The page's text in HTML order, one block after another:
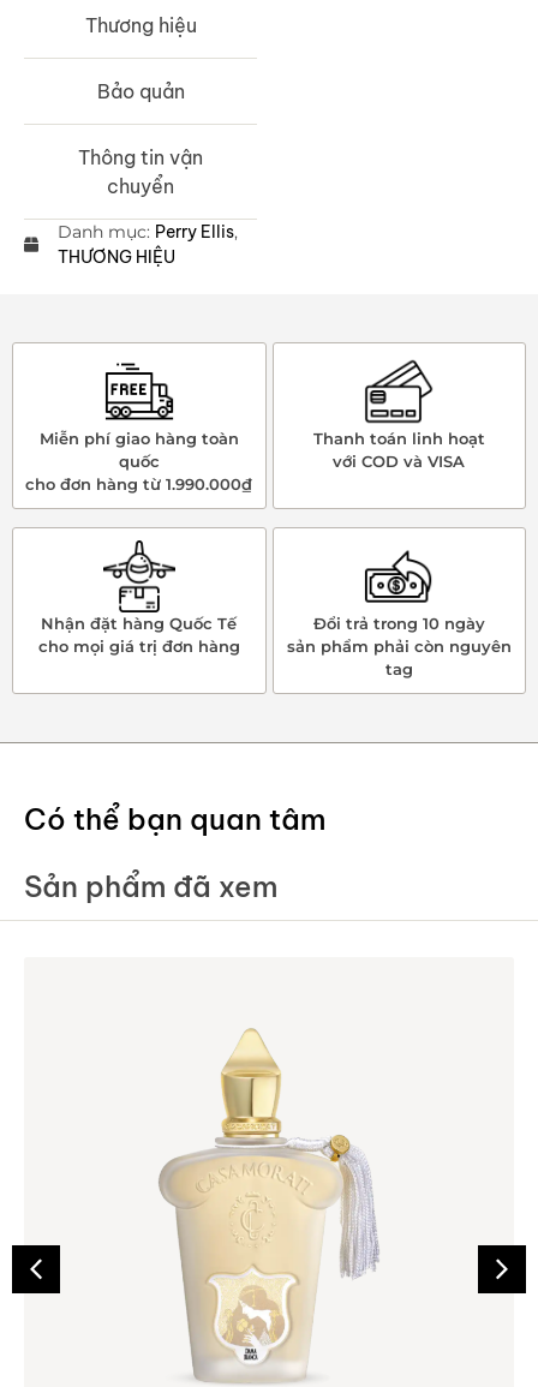
Thương hiệu
Bảo quản
Thông tin vận
chuyển
Danh mục: Perry Ellis,
THƯƠNG HIỆU
Miễn phí giao hàng toàn
quốc
cho đơn hàng từ 1.990.000₫
Thanh toán linh hoạt
với COD và VISA
Nhận đặt hàng Quốc Tế
cho mọi giá trị đơn hàng
Đổi trả trong 10 ngày
sản phẩm phải còn nguyên
tag
Có thể bạn quan tâm
Sản phẩm đã xem